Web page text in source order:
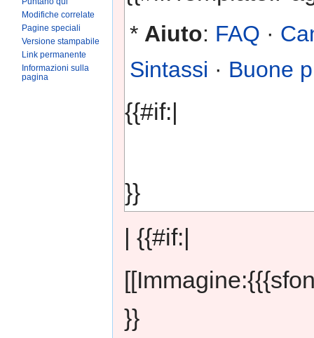
* Aiuto: FAQ ·
Sintassi · Buone
{{#if:|
}}
| {{#if:|
}}
Modifiche correlate
Pagine speciali
Versione stampabile
Link permanente
Informazioni sulla
pagina